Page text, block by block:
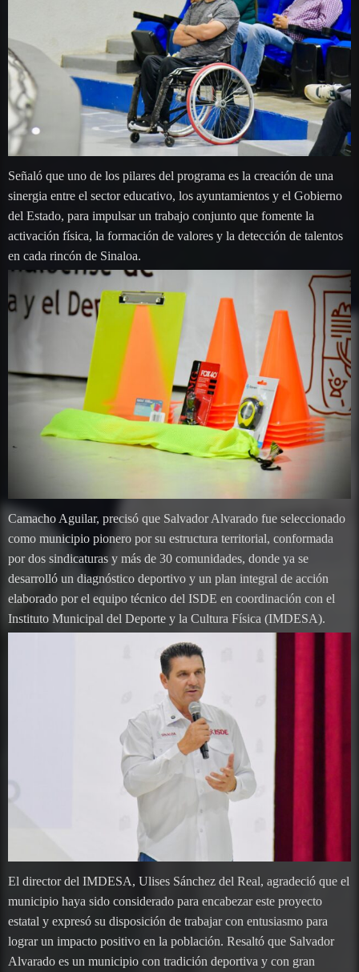
Señaló que uno de los pilares del programa es la creación de una
sinergia entre el sector educativo, los ayuntamientos y el Gobierno
del Estado, para impulsar un trabajo conjunto que fomente la
activación física, la formación de valores y la detección de talentos
en cada rincón de Sinaloa.
Camacho Aguilar, precisó que Salvador Alvarado fue seleccionado
como municipio pionero por su estructura territorial, conformada
por dos sindicaturas y más de 30 comunidades, donde ya se
desarrolló un diagnóstico deportivo y un plan integral de acción
elaborado por el equipo técnico del ISDE en coordinación con el
Instituto Municipal del Deporte y la Cultura Física (IMDESA).
El director del IMDESA, Ulises Sánchez del Real, agradeció que el
municipio haya sido considerado para encabezar este proyecto
estatal y expresó su disposición de trabajar con entusiasmo para
lograr un impacto positivo en la población. Resaltó que Salvador
Alvarado es un municipio con tradición deportiva y con gran